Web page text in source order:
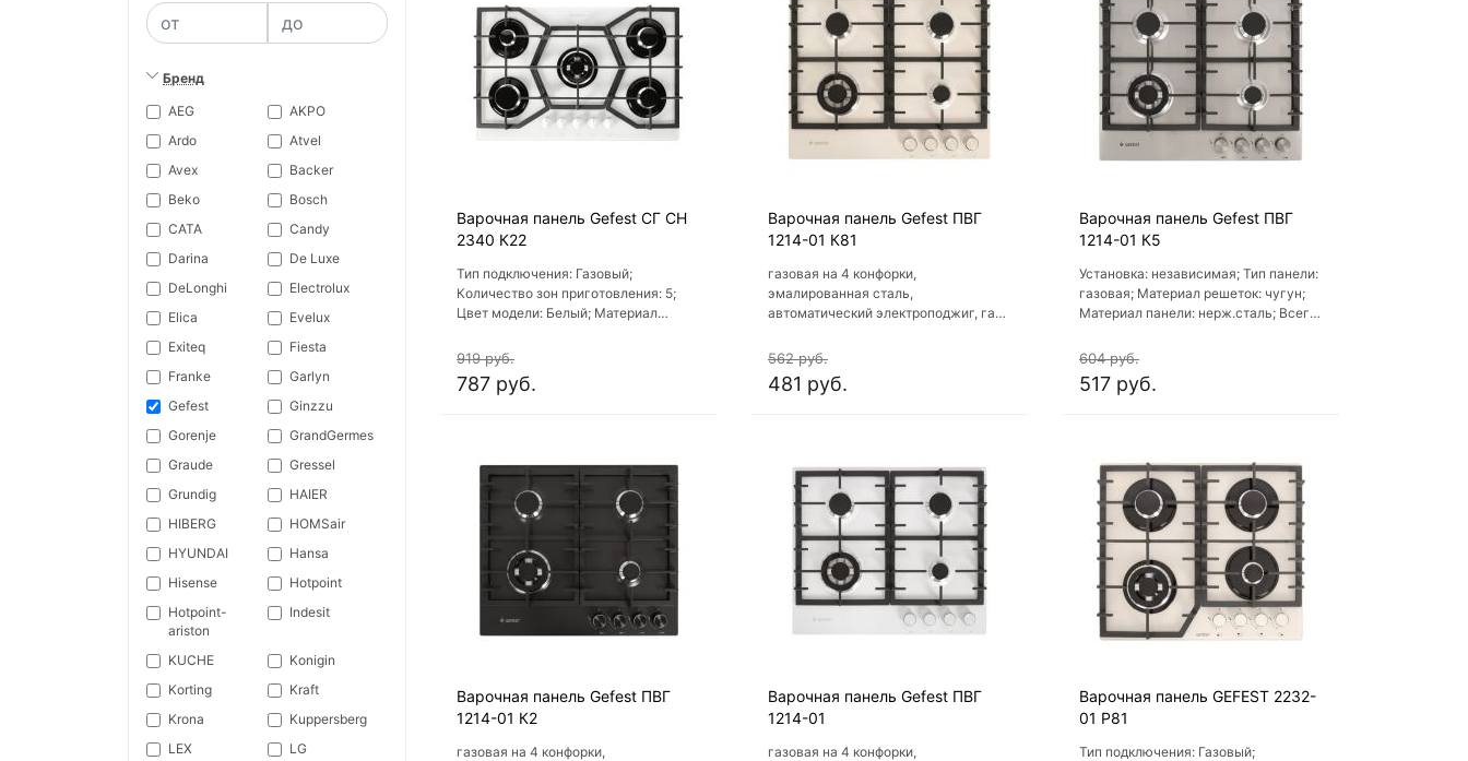
Бренд
AEG
AKPO
Ardo
Atvel
Avex
Backer
Beko
Bosch
CATA
Candy
Darina
De Luxe
DeLonghi
Electrolux
Elica
Evelux
Exiteq
Fiesta
Franke
Garlyn
Gefest
Ginzzu
Gorenje
GrandGermes
Graude
Gressel
Grundig
HAIER
HIBERG
HOMSair
HYUNDAI
Hansa
Hisense
Hotpoint
Hotpoint-
ariston
Indesit
KUCHE
Konigin
Korting
Kraft
Krona
Kuppersberg
LEX
LG
Варочная панель Gefest СГ СН
2340 К22
Тип подключения: Газовый;
Количество зон приготовления: 5;
Цвет модели: Белый; Материал
Материал решеток варочной
поверхности: Чугун
919 руб.
787 руб.
Варочная панель Gefest ПВГ
1214-01 К81
газовая на 4 конфорки,
эмалированная сталь,
автоматический электроподжиг, газ-
независимая установка, размеры
(ШхГ): 60x51.5 см
562 руб.
481 руб.
Варочная панель Gefest ПВГ
1214-01 К5
Установка: независимая; Тип панели:
газовая; Материал решеток: чугун;
Материал панели: нерж.сталь; Всего
604 руб.
517 руб.
Варочная панель Gefest ПВГ
1214-01 К2
газовая на 4 конфорки,
Варочная панель Gefest ПВГ
1214-01
газовая на 4 конфорки,
Варочная панель GEFEST 2232-
01 Р81
Тип подключения: Газовый;